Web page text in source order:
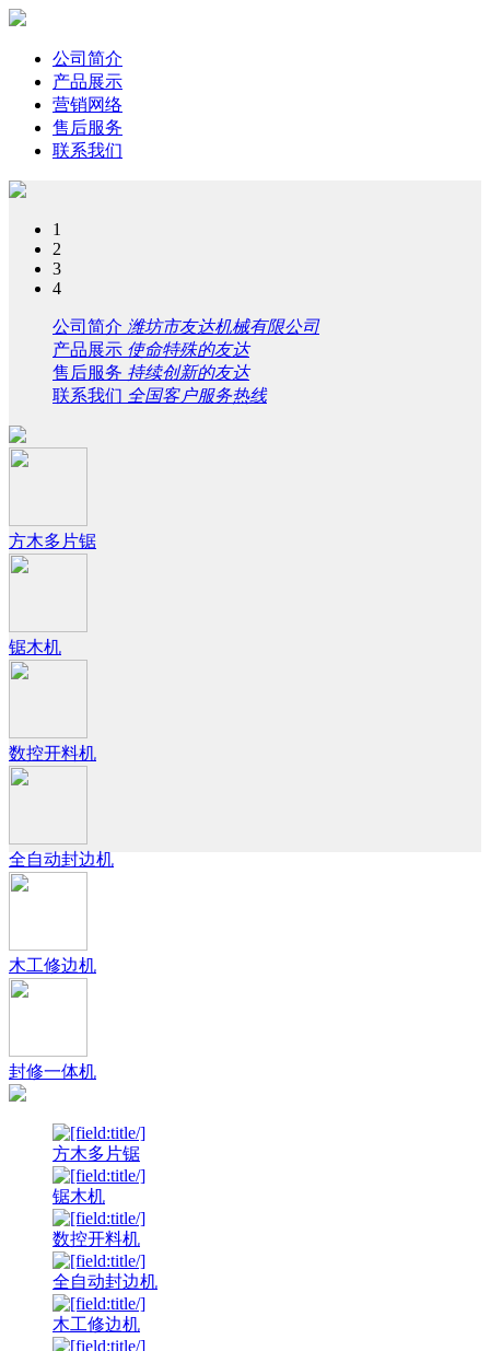
公司简介
产品展示
营销网络
售后服务
联系我们
1
2
3
4
公司简介 潍坊市友达机械有限公司
产品展示 使命特殊的友达
售后服务 持续创新的友达
联系我们 全国客户服务热线
方木多片锯
锯木机
数控开料机
全自动封边机
木工修边机
封修一体机
方木多片锯
锯木机
数控开料机
全自动封边机
木工修边机